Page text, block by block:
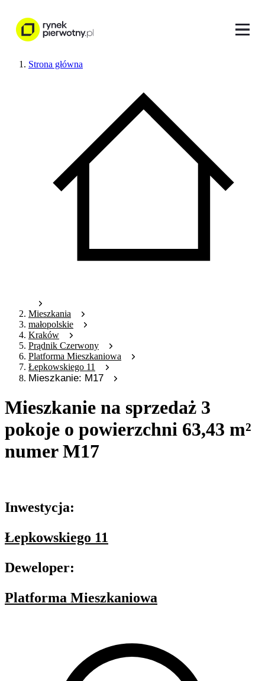
Strona główna
Mieszkania
małopolskie
Kraków
Prądnik Czerwony
Platforma Mieszkaniowa
Łepkowskiego 11
Mieszkanie: M17
Mieszkanie na sprzedaż 3
pokoje o powierzchni 63,43 m²
numer M17
Inwestycja:
Łepkowskiego 11
Deweloper:
Platforma Mieszkaniowa